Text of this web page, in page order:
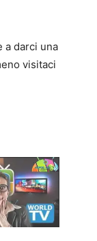
a darci una
visitaci